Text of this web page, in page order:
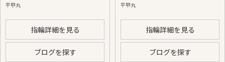
平甲丸
指輪詳細を見る
ブログを探す
平甲丸
指輪詳細を見る
ブログを探す